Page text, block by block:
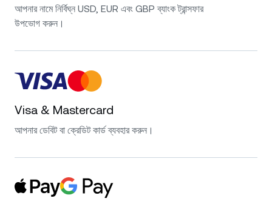
আপনার নামে নির্বিঘ্ন USD, EUR এবং GBP ব্যাংক ট্রান্সফার
উপভোগ করুন।
Visa & Mastercard
আপনার ডেবিট বা ক্রেডিট কার্ড ব্যবহার করুন।